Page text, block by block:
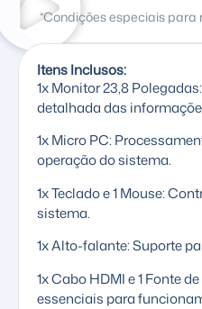
*Condições especiais para
Itens Inclusos:
1x Monitor 23,8
detalhada das
1x Micro PC:
operação do sistema.
1x Teclado e 1 Mouse:
sistema.
1x Alto-falante: Suporte
1x Cabo HDMI e 1 Fonte
essenciais para